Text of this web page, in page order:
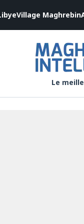
Village Maghrebin
Le